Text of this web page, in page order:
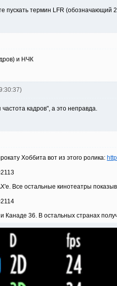
пускать термин LFR
и НЧК
кадров", а это неправда.
Хоббита вот из этого ролика:
Все остальные кинотеатры
Канаде 36. В остальных странах